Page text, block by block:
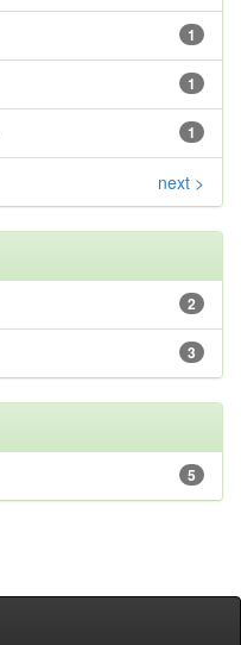
1
1
1
next >
2
3
5